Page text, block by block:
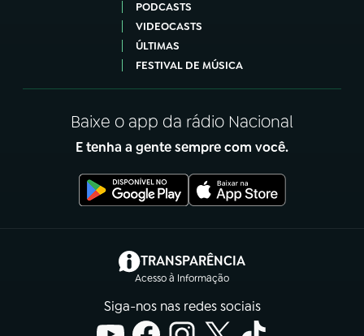
PODCASTS
VIDEOCASTS
ÚLTIMAS
FESTIVAL DE MÚSICA
Baixe o app da rádio Nacional
E tenha a gente sempre com você.
TRANSPARÊNCIA
Acesso à Informação
(abre em nova aba)
Siga-nos nas redes sociais